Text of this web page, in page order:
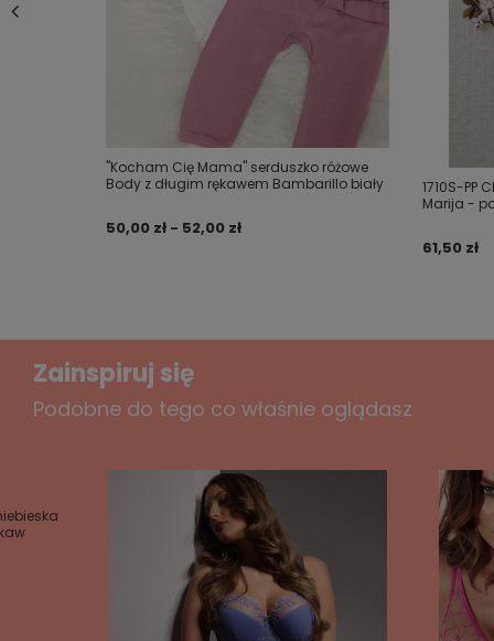
"Kocham Cię Mama" serduszko różowe
Body z długim rękawem Bambarillo biały
50,00 zł - 52,00 zł
1710S-PP
Marija -
61,50 zł
Zainspiruj się
Podobne do tego co właśnie oglądasz